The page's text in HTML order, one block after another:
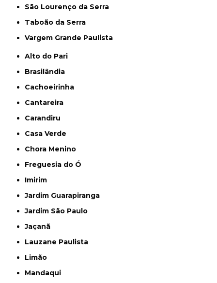
São Lourenço da Serra
Taboão da Serra
Vargem Grande Paulista
Alto do Pari
Brasilândia
Cachoeirinha
Cantareira
Carandiru
Casa Verde
Chora Menino
Freguesia do Ó
Imirim
Jardim Guarapiranga
Jardim São Paulo
Jaçanã
Lauzane Paulista
Limão
Mandaqui